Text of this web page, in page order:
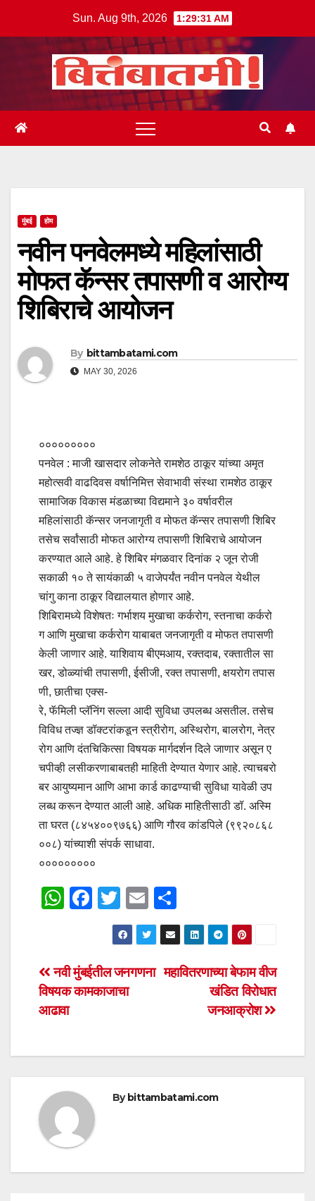
Sun. Aug 9th, 2026 1:29:31 AM
मुंबई होम
नवीन पनवेलमध्ये महिलांसाठी
मोफत कॅन्सर तपासणी व आरोग्य
शिबिराचे आयोजन
By bittambatami.com
MAY 30, 2026
०००००००००
पनवेल : माजी खासदार लोकनेते रामशेठ ठाकूर यांच्या अमृत
महोत्सवी वाढदिवस वर्षानिमित्त सेवाभावी संस्था रामशेठ ठाकूर
सामाजिक विकास मंडळाच्या विद्यमाने ३० वर्षावरील
महिलांसाठी कॅन्सर जनजागृती व मोफत कॅन्सर तपासणी शिबिर
तसेच सर्वांसाठी मोफत आरोग्य तपासणी शिबिराचे आयोजन
करण्यात आले आहे. हे शिबिर मंगळवार दिनांक २ जून रोजी
सकाळी १० ते सायंकाळी ५ वाजेपर्यंत नवीन पनवेल येथील
चांगु काना ठाकूर विद्यालयात होणार आहे.
शिबिरामध्ये विशेषतः गर्भाशय मुखाचा कर्करोग, स्तनाचा कर्करो
ग आणि मुखाचा कर्करोग याबाबत जनजागृती व मोफत तपासणी
केली जाणार आहे. याशिवाय बीएमआय, रक्तदाब, रक्तातील सा
खर, डोळ्यांची तपासणी, ईसीजी, रक्त तपासणी, क्षयरोग तपास
णी, छातीचा एक्स-
रे, फॅमिली प्लॅनिंग सल्ला आदी सुविधा उपलब्ध असतील. तसेच
विविध तज्ज्ञ डॉक्टरांकडून स्त्रीरोग, अस्थिरोग, बालरोग, नेत्र
रोग आणि दंतचिकित्सा विषयक मार्गदर्शन दिले जाणार असून ए
चपीव्ही लसीकरणाबाबतही माहिती देण्यात येणार आहे. त्याचबरो
बर आयुष्यमान आणि आभा कार्ड काढण्याची सुविधा यावेळी उप
लब्ध करून देण्यात आली आहे. अधिक माहितीसाठी डॉ. अस्मि
ता घरत (८४५४००९७६६) आणि गौरव कांडपिले (९९२०८६८
००८) यांच्याशी संपर्क साधावा.
०००००००००
W
s
A
p
F
e
b
k
T
wi
tt
er
E
m
ail
h
ar
e
Post
navigation
महावितरणाच्या बेफाम वीज
खंडित विरोधात
जनआक्रोश
नवी मुंबईतील जनगणना
विषयक कामकाजाचा
आढावा
By bittambatami.com